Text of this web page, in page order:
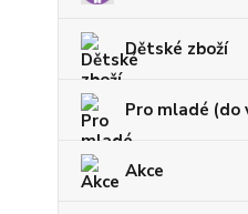
Dětské zboží
Pro mladé (do
Akce